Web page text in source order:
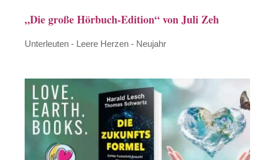
„Die große Hörbuch-Edition“ von Juli Zeh
Unterleuten - Leere Herzen - Neujahr